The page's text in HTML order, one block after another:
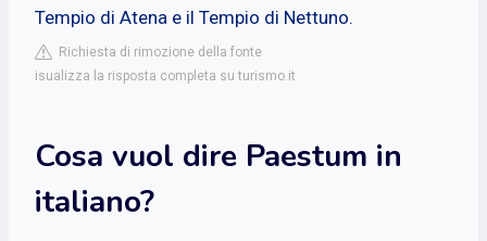
Tempio di Atena e il Tempio di Nettuno.
Richiesta di rimozione della fonte
isualizza la risposta completa su turismo.it
Cosa vuol dire Paestum in
italiano?